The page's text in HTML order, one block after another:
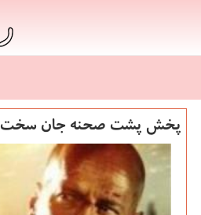
پخش پشت صحنه جان سخت ۴ از تلویزیون